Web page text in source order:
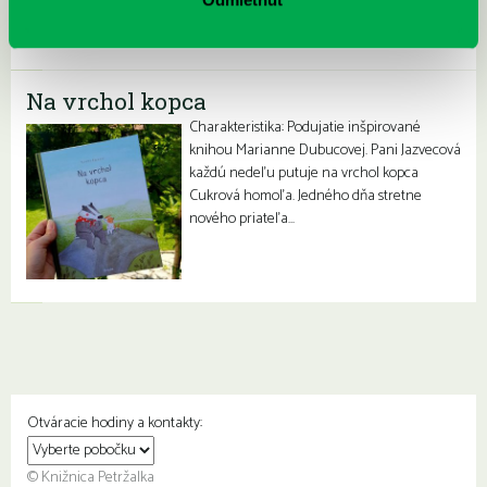
Na vrchol kopca
Charakteristika: Podujatie inšpirované
knihou Marianne Dubucovej. Pani Jazvecová
každú nedeľu putuje na vrchol kopca
Cukrová homoľa. Jedného dňa stretne
nového priateľa…
Otváracie hodiny a kontakty:
© Knižnica Petržalka